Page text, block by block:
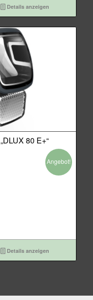
Details anzeigen
80 E+“
Angebot!
Details anzeigen